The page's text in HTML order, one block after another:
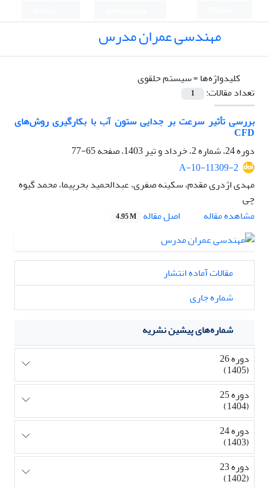
مهندسی عمران مدرس
کلیدواژه‌ها =سیستم حلقوی
تعداد مقالات:
1
بررسی تأثیر سرعت بر جدایی ستون آب با بکارگیری روش‌های
CFD
دوره 24، شماره 2، خرداد و تیر 1403، صفحه
65-77
A-10-11309-2
مهدی اژدری مقدم، سکینه صفری، عبدالحمید بحرپیما، محمد گیوه
چی
مشاهده مقاله
اصل مقاله 4.95 M
مقالات آماده انتشار
شماره جاری
شماره‌های پیشین نشریه
دوره 26
(1405)
دوره 25
(1404)
دوره 24
(1403)
دوره 23
(1402)